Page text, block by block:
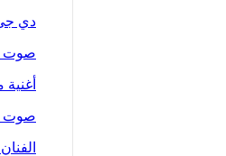
دي جي
صوت
صوت